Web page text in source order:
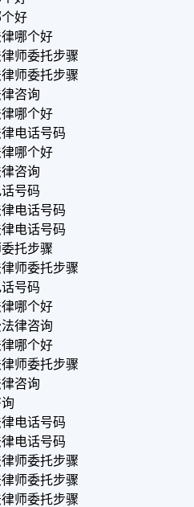
好
哪个好
师委托步骤
师委托步骤
咨询
哪个好
电话号码
哪个好
咨询
号码
电话号码
电话号码
托步骤
师委托步骤
号码
哪个好
律咨询
哪个好
师委托步骤
咨询
电话号码
电话号码
师委托步骤
师委托步骤
师委托步骤